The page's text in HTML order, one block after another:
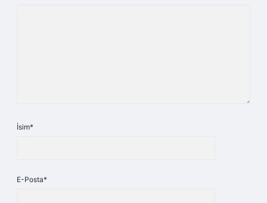
İsim*
E-Posta*